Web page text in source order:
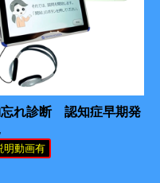
れ診断 認知症早期発
明動画有